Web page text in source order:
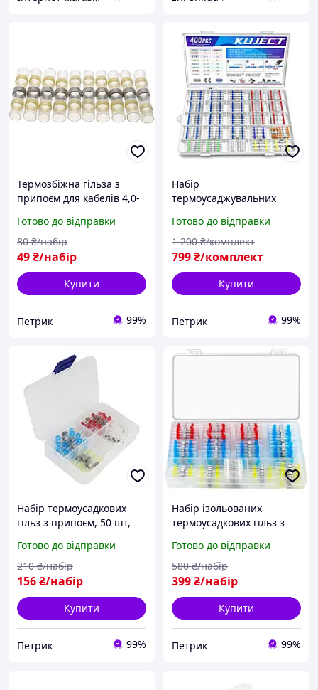
Термозбіжна гільза з
припоєм для кабелів 4,0-
штук
Готово до відправки
49₴/набір
80 ₴/набір
Купити
Петрик 99%
Набір
термоусаджувальних
розмірів, 400 шт,
водонепроникні
Готово до відправки
799₴/комплект
1 200 ₴/комплект
Купити
Петрик 99%
Набір термоусадкових
гільз з припоєм, 50 шт,
кембрики 3:1
Готово до відправки
156₴/набір
210 ₴/набір
Купити
Петрик 99%
Набір ізольованих
термоусадкових гільз з
водонепроникні
конектори 3:1
Готово до відправки
399₴/набір
580 ₴/набір
Купити
Петрик 99%